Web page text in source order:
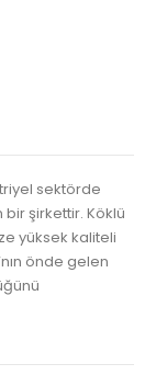
sektörde
şirkettir. Köklü
yüksek kaliteli
önde gelen